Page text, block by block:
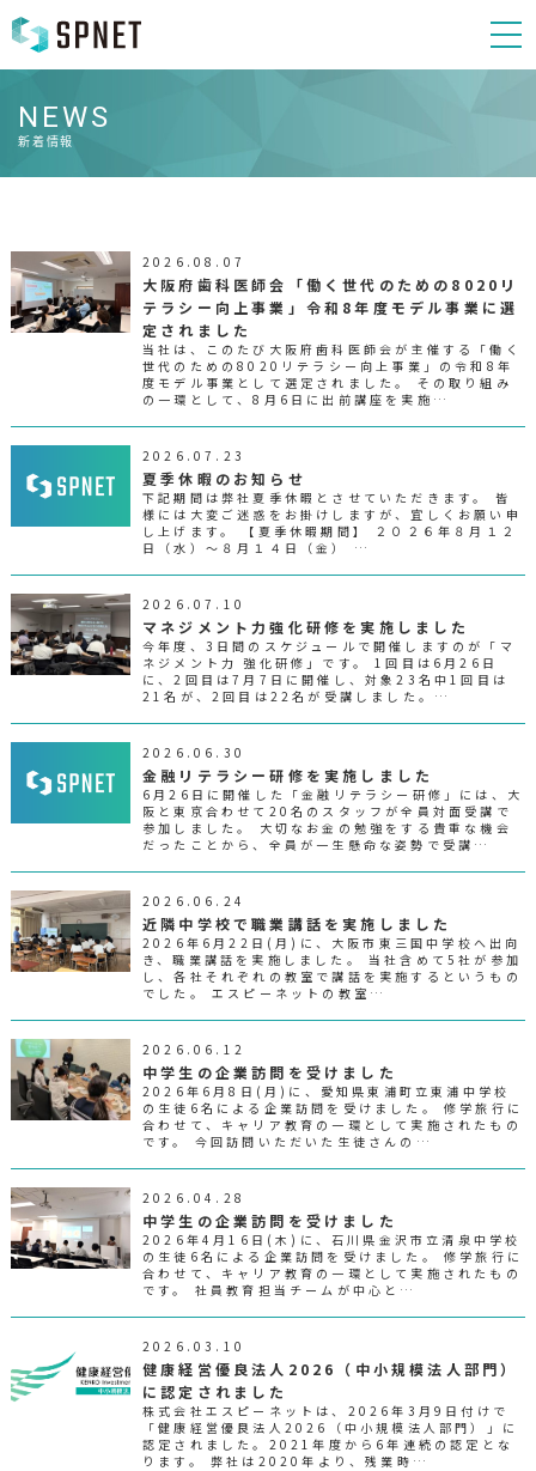
NEWS
新着情報
2026.08.07
大阪府歯科医師会「働く世代のための8020リ
テラシー向上事業」令和8年度モデル事業に選
定されました
当社は、このたび大阪府歯科医師会が主催する「働く
世代のための8020リテラシー向上事業」の令和8年
度モデル事業として選定されました。 その取り組み
の一環として、8月6日に出前講座を実施…
2026.07.23
夏季休暇のお知らせ
下記期間は弊社夏季休暇とさせていただきます。 皆
様には大変ご迷惑をお掛けしますが、宜しくお願い申
し上げます。 【夏季休暇期間】 ２０２６年８月１２
日（水）～８月１４日（金） …
2026.07.10
マネジメント力強化研修を実施しました
今年度、3日間のスケジュールで開催しますのが「マ
ネジメント力 強化研修」です。 1回目は6月26日
に、2回目は7月7日に開催し、対象23名中1回目は
21名が、2回目は22名が受講しました。…
2026.06.30
金融リテラシー研修を実施しました
6月26日に開催した「金融リテラシー研修」には、大
阪と東京合わせて20名のスタッフが全員対面受講で
参加しました。 大切なお金の勉強をする貴重な機会
だったことから、全員が一生懸命な姿勢で受講…
2026.06.24
近隣中学校で職業講話を実施しました
2026年6月22日(月)に、大阪市東三国中学校へ出向
き、職業講話を実施しました。 当社含めて5社が参加
し、各社それぞれの教室で講話を実施するというもの
でした。 エスピーネットの教室…
2026.06.12
中学生の企業訪問を受けました
2026年6月8日(月)に、愛知県東浦町立東浦中学校
の生徒6名による企業訪問を受けました。 修学旅行に
合わせて、キャリア教育の一環として実施されたもの
です。 今回訪問いただいた生徒さんの…
2026.04.28
中学生の企業訪問を受けました
2026年4月16日(木)に、石川県金沢市立清泉中学校
の生徒6名による企業訪問を受けました。 修学旅行に
合わせて、キャリア教育の一環として実施されたもの
です。 社員教育担当チームが中心と…
2026.03.10
健康経営優良法人2026（中小規模法人部門）
に認定されました
株式会社エスピーネットは、2026年3月9日付けで
「健康経営優良法人2026（中小規模法人部門）」に
認定されました。2021年度から6年連続の認定とな
ります。 弊社は2020年より、残業時…